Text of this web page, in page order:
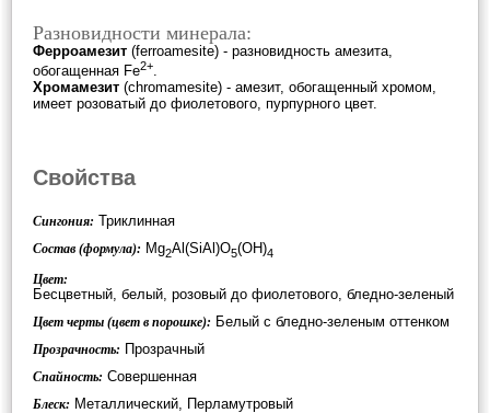
Разновидности минерала:
Ферроамезит (ferroamesite) - разновидность амезита,
обогащенная Fe2+.
Хромамезит (chromamesite) - амезит, обогащенный хромом,
имеет розоватый до фиолетового, пурпурного цвет.
Свойства
Сингония: Триклинная
Состав (формула): Mg2Al(SiAl)O5(OH)4
Цвет:
Бесцветный, белый, розовый до фиолетового, бледно-зеленый
Цвет черты (цвет в порошке): Белый с бледно-зеленым оттенком
Прозрачность: Прозрачный
Спайность: Совершенная
Блеск: Металлический, Перламутровый